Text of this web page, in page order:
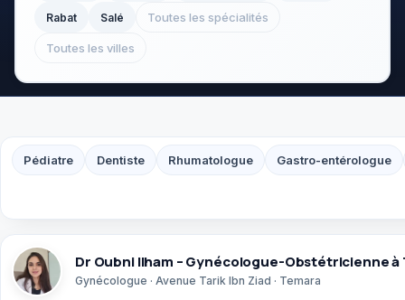
Rabat Salé Toutes les spécialités
Toutes les villes
Pédiatre Dentiste Rhumatologue Gastro-entérologue
Dr Oubni Ilham – Gynécologue-Obstétricienne à
Gynécologue · Avenue Tarik Ibn Ziad · Temara